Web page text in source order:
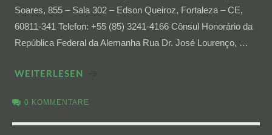
Soares, 855 – Sala 302 – Edson Queiroz, Fortaleza – CE,
60811-341 Telefon: +55 (85) 3241-4166 Cônsul Honorário da
República Federal da Alemanha Rua Dr. José Lourenço, …
WEITERLESEN
0 KOMMENTARE